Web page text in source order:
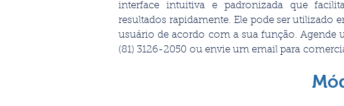
interface intuitiva e padronizada que
resultados rapidamente. Ele pode ser utilizado
usuário de acordo com a sua função.Agende
(81) 3126-2050 ou envie um email para